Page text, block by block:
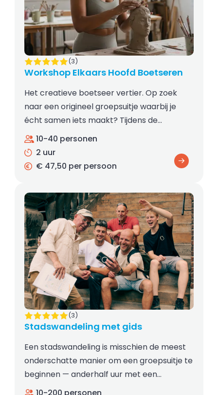
Workshop Elkaars Hoofd Boetseren
(3)
Het creatieve boetseer vertier. Op zoek
naar een origineel groepsuitje waarbij je
écht samen iets maakt? Tijdens de…
10-40 personen
2 uur
€ 47,50 per persoon
Stadswandeling met gids
(3)
Een stadswandeling is misschien de meest
onderschatte manier om een groepsuitje te
beginnen — anderhalf uur met een…